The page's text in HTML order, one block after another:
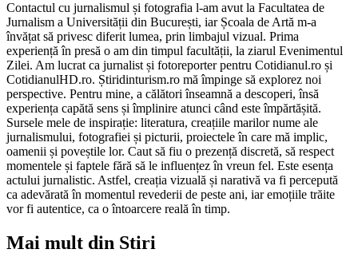
Contactul cu jurnalismul și fotografia l-am avut la Facultatea de
Jurnalism a Universității din București, iar Școala de Artă m-a
învățat să privesc diferit lumea, prin limbajul vizual. Prima
experiență în presă o am din timpul facultății, la ziarul Evenimentul
Zilei. Am lucrat ca jurnalist și fotoreporter pentru Cotidianul.ro și
CotidianulHD.ro. Știridinturism.ro mă împinge să explorez noi
perspective. Pentru mine, a călători înseamnă a descoperi, însă
experiența capătă sens și împlinire atunci când este împărtășită.
Sursele mele de inspirație: literatura, creațiile marilor nume ale
jurnalismului, fotografiei și picturii, proiectele în care mă implic,
oamenii și poveștile lor. Caut să fiu o prezență discretă, să respect
momentele și faptele fără să le influențez în vreun fel. Este esența
actului jurnalistic. Astfel, creația vizuală și narativă va fi percepută
ca adevărată în momentul revederii de peste ani, iar emoțiile trăite
vor fi autentice, ca o întoarcere reală în timp.
Mai mult din Stiri